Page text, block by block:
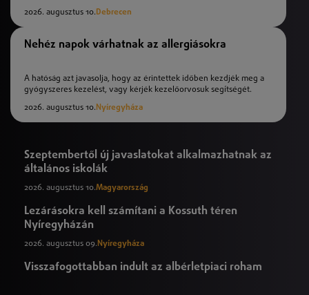
2026. augusztus 10.Debrecen
Nehéz napok várhatnak az allergiásokra
A hatóság azt javasolja, hogy az érintettek időben kezdjék meg a
gyógyszeres kezelést, vagy kérjék kezelőorvosuk segítségét.
2026. augusztus 10. Nyíregyháza
Szeptembertől új javaslatokat alkalmazhatnak az
általános iskolák
2026. augusztus 10.Magyarország
Lezárásokra kell számítani a Kossuth téren
Nyíregyházán
2026. augusztus 09. Nyíregyháza
Visszafogottabban indult az albérletpiaci roham